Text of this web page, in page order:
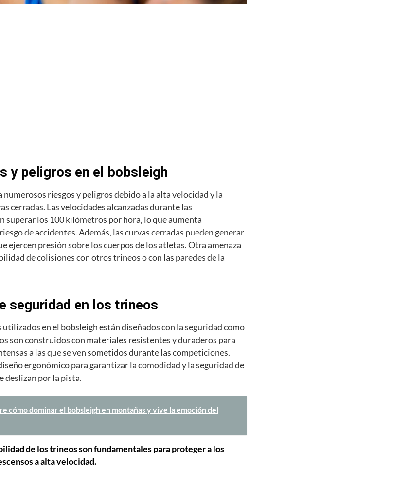
y peligros en el bobsleigh
riesgos y peligros debido a la alta velocidad y la
cerradas. Las velocidades alcanzadas durante las
superar los 100 kilómetros por hora, lo que aumenta
de accidentes. Además, las curvas cerradas pueden generar
ejercen presión sobre los cuerpos de los atletas. Otra amenaza
de colisiones con otros trineos o con las paredes de la
seguridad en los trineos
en el bobsleigh están diseñados con la seguridad como
son construidos con materiales resistentes y duraderos para
a las que se ven sometidos durante las competiciones.
ergonómico para garantizar la comodidad y la seguridad de
deslizan por la pista.
cómo dominar el bobsleigh en montañas y vive la emoción del
de los trineos son fundamentales para proteger a los
a alta velocidad.